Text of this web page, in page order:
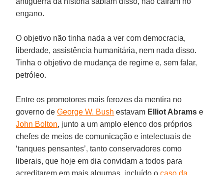
engano.
O objetivo não tinha nada a ver com democracia,
liberdade, assistência humanitária, nem nada disso.
Tinha o objetivo de mudança de regime e, sem falar,
petróleo.
Entre os promotores mais ferozes da mentira no
governo deGeorge W. Bush estavam Elliot Abrams e
John Bolton, junto a um amplo elenco dos próprios
chefes de meios de comunicação e intelectuais de
‘tanques pensantes’, tanto conservadores como
liberais, que hoje em dia convidam a todos para
acreditarem em mais algumas, incluído ocaso da